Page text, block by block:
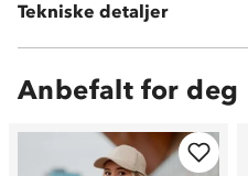
Tekniske detaljer
Vekt:810 gram str S
Anbefalt for deg